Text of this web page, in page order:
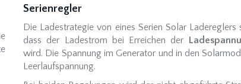
Serienregler
Die Ladestrategie von eines Serien Solar Ladereglers
dass der Ladestrom bei Erreichen der
wird. Die Spannung im Generator und in den
Leerlaufspannung.